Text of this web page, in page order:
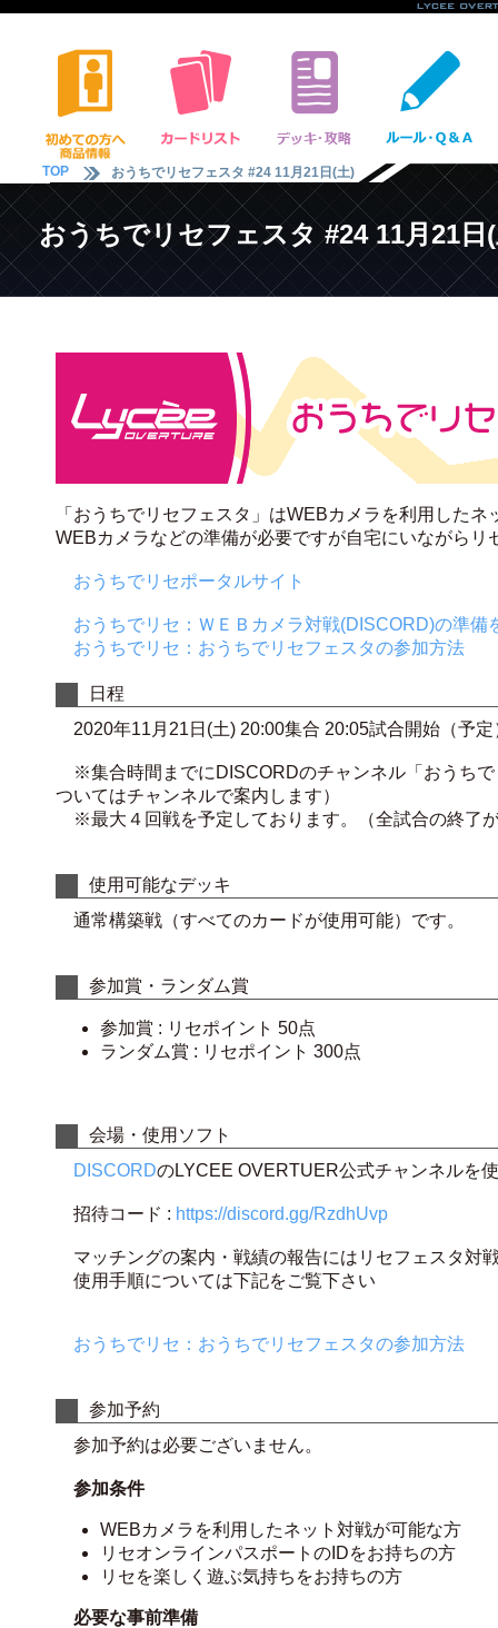
TOP おうちでリセフェスタ #24 11月21日(土)
おうちでリセフェスタ #24 11月21日
「おうちでリセフェスタ」はWEBカメラを利用したネ
WEBカメラなどの準備が必要ですが自宅にいながらリ
おうちでリセポータルサイト
おうちでリセ：ＷＥＢカメラ対戦(DISCORD)の準備
おうちでリセ：おうちでリセフェスタの参加方法
日程
2020年11月21日(土) 20:00集合 20:05試合開始（予定
※集合時間までにDISCORDのチャンネル「おうちで
ついてはチャンネルで案内します）
※最大４回戦を予定しております。（全試合の終了
使用可能なデッキ
通常構築戦（すべてのカードが使用可能）です。
参加賞・ランダム賞
参加賞 : リセポイント 50点
ランダム賞 : リセポイント 300点
会場・使用ソフト
DISCORDのLYCEE OVERTUER公式チャンネルを
招待コード : https://discord.gg/RzdhUvp
マッチングの案内・戦績の報告にはリセフェスタ対
使用手順については下記をご覧下さい
おうちでリセ：おうちでリセフェスタの参加方法
参加予約
参加予約は必要ございません。
参加条件
WEBカメラを利用したネット対戦が可能な方
リセオンラインパスポートのIDをお持ちの方
リセを楽しく遊ぶ気持ちをお持ちの方
必要な事前準備